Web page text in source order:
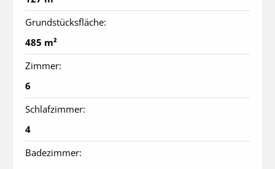
Grundstücksfläche:
485 m²
Zimmer:
6
Schlafzimmer:
4
Badezimmer: